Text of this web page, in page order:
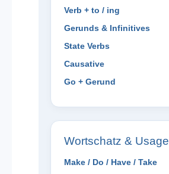
Verb + to / ing
Gerunds & Infinitives
State Verbs
Causative
Go + Gerund
Wortschatz & Usage
Make / Do / Have / Take